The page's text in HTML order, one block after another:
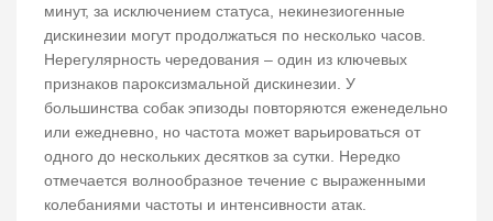
минут, за исключением статуса, некинезиогенные
дискинезии могут продолжаться по несколько часов.
Нерегулярность чередования – один из ключевых
признаков пароксизмальной дискинезии. У
большинства собак эпизоды повторяются еженедельно
или ежедневно, но частота может варьироваться от
одного до нескольких десятков за сутки. Нередко
отмечается волнообразное течение с выраженными
колебаниями частоты и интенсивности атак.